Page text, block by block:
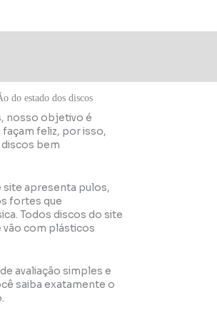
do estado dos discos
nosso objetivo é
feliz, por isso,
bem
site apresenta pulos,
fortes que
Todos discos do site
vão com plásticos
avaliação simples e
saiba exatamente o